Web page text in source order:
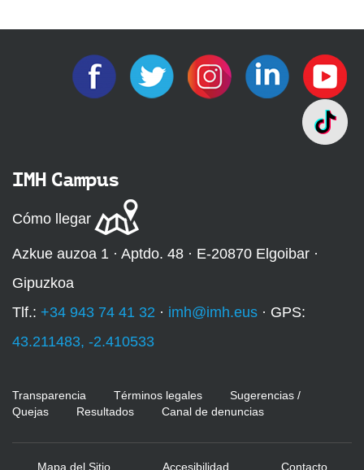
IMH Campus
Cómo llegar
Azkue auzoa 1 · Aptdo. 48 · E-20870 Elgoibar ·
Gipuzkoa
Tlf.: +34 943 74 41 32 · imh@imh.eus · GPS:
43.211483, -2.410533
Transparencia Términos legales
Sugerencias /
Quejas
Resultados Canal de denuncias
Mapa del Sitio Accesibilidad Contacto